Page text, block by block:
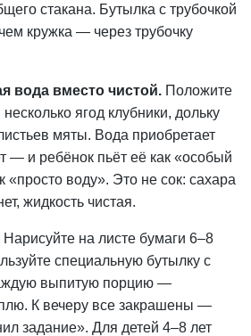
стакана. Бутылка с трубочкой
кружка — через трубочку
вода вместо чистой. Положите
ягод клубники, дольку
мяты. Вода приобретает
— и ребёнок пьёт её как «особый
«просто воду». Это не сок: сахара
жидкость чистая.
Нарисуйте на листе бумаги 6–8
специальную бутылку с
выпитую порцию —
К вечеру все закрашены —
задание». Для детей 4–8 лет